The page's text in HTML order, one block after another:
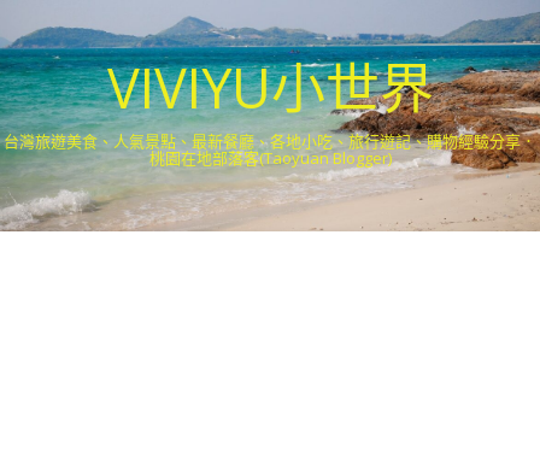
VIVIYU小世界
台灣旅遊美食、人氣景點、最新餐廳、各地小吃、旅行遊記、購物經驗分享．
桃園在地部落客(Taoyuan Blogger)